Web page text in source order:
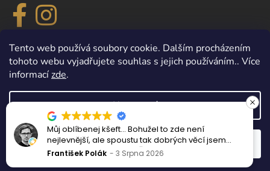
Tento web používá soubory cookie. Dalším procházením
tohoto webu vyjadřujete souhlas s jejich používáním.. Více
informacízde.
Nastavení
Odmítnout Souhlasím
Vytvořil Shoptet
Copyright 2026eDelikatesy. Všechna práva vyhrazena.
Upravit nastavení cookies
Můj oblíbenej kšeft… Bohužel to zde není
nejlevnější, ale spoustu tak dobrých věcí jsem
nejedl ani v samotném Španělsku.
František Polák 3 Srpna 2026